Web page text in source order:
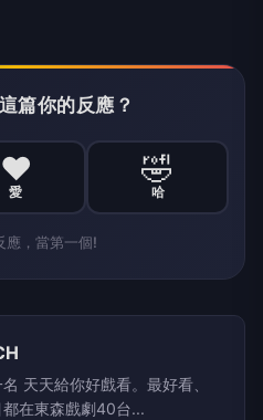
篇你的反應？
❤️
愛
🤣
哈
應，當第一個!
天天給你好戲看。最好看、
在東森戲劇40台...